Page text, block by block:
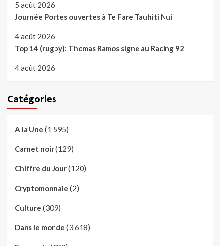
5 août 2026
Journée Portes ouvertes à Te Fare Tauhiti Nui
4 août 2026
Top 14 (rugby): Thomas Ramos signe au Racing 92
4 août 2026
Catégories
A la Une (1 595)
Carnet noir(129)
Chiffre du Jour(120)
Cryptomonnaie (2)
Culture (309)
Dans le monde (3 618)